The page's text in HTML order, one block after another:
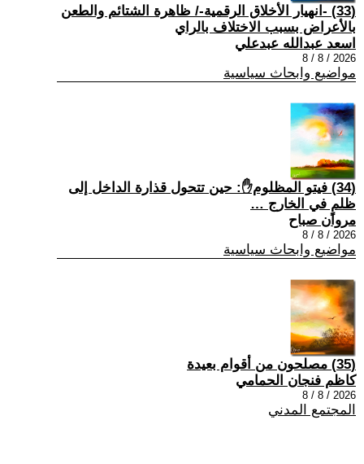
(33) -انهيار الأخلاق الرقمية-/ ظاهرة الشتائم والطعن
بالأعراض بسبب الاختلاف بالراي
اسعد عبدالله عبدعلي
2026 / 8 / 8
مواضيع وابحاث سياسية
(34) فيتو المظلوم✋: حين تتحول قذارة الداخل إلى
ظلمٍ في الخارج …
مروان صباح
2026 / 8 / 8
مواضيع وابحاث سياسية
(35) مصلحون من أقوام بعيدة
كاظم فنجان الحمامي
2026 / 8 / 8
المجتمع المدني